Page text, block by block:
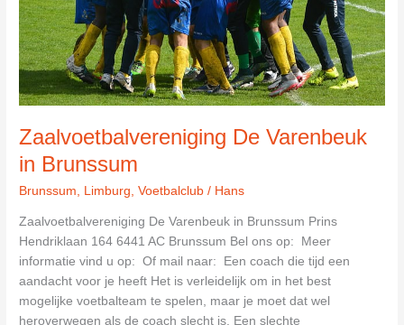
Zaalvoetbalvereniging De Varenbeuk
in Brunssum
Brunssum, Limburg,Voetbalclub / Hans
Zaalvoetbalvereniging De Varenbeuk in Brunssum Prins
Hendriklaan 164 6441 AC Brunssum Bel ons op: Meer
informatie vind u op: Of mail naar: Een coach die tijd een
aandacht voor je heeft Het is verleidelijk om in het best
mogelijke voetbalteam te spelen, maar je moet dat wel
heroverwegen als de coach slecht is. Een slechte